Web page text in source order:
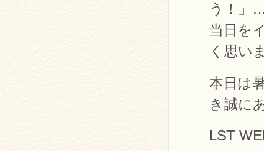
う！」
当日を
く思い
本日は
き誠に
LST